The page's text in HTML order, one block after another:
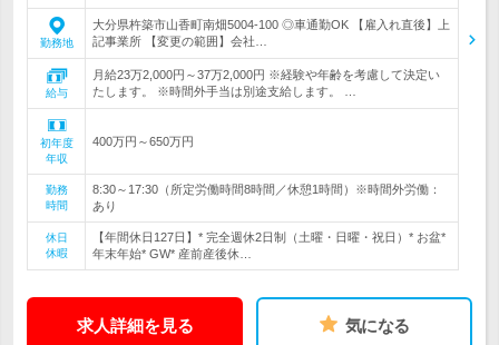
勤務地
大分県杵築市山香町南畑5004-100 ◎車通勤OK 【雇入れ直後】上
記事業所 【変更の範囲】会社…
給与
月給23万2,000円～37万2,000円 ※経験や年齢を考慮して決定い
たします。 ※時間外手当は別途支給します。 …
初年度
年収
400万円～650万円
勤務
時間
8:30～17:30（所定労働時間8時間／休憩1時間）※時間外労働：
あり
休日
休暇
【年間休日127日】* 完全週休2日制（土曜・日曜・祝日）* お盆*
年末年始* GW* 産前産後休…
求人詳細を見る 気になる